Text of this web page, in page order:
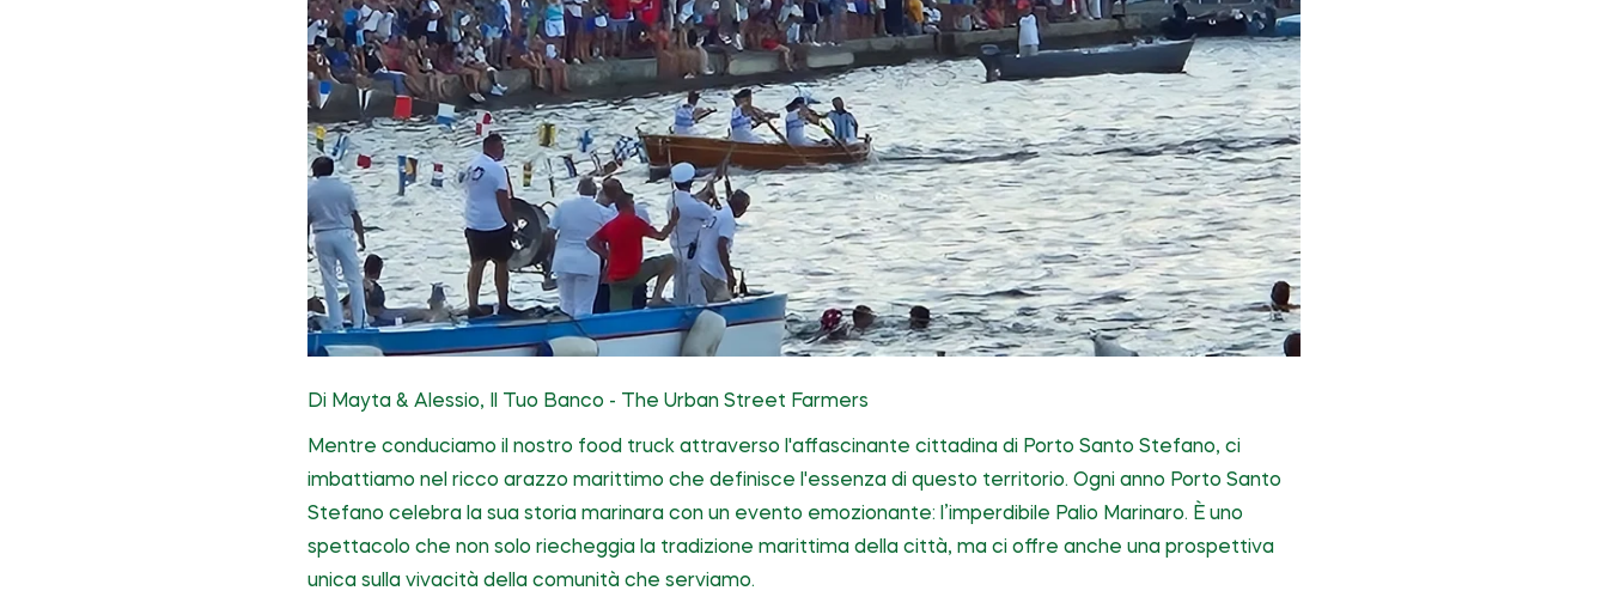
Di Mayta & Alessio, Il Tuo Banco - The Urban Street Farmers
Mentre conduciamo il nostro food truck attraverso l'affascinante cittadina di Porto Santo Stefano, ci
imbattiamo nel ricco arazzo marittimo che definisce l'essenza di questo territorio. Ogni anno Porto Santo
Stefano celebra la sua storia marinara con un evento emozionante: l’imperdibile Palio Marinaro. È uno
spettacolo che non solo riecheggia la tradizione marittima della città, ma ci offre anche una prospettiva
unica sulla vivacità della comunità che serviamo.